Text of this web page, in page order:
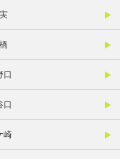
口
口
崎